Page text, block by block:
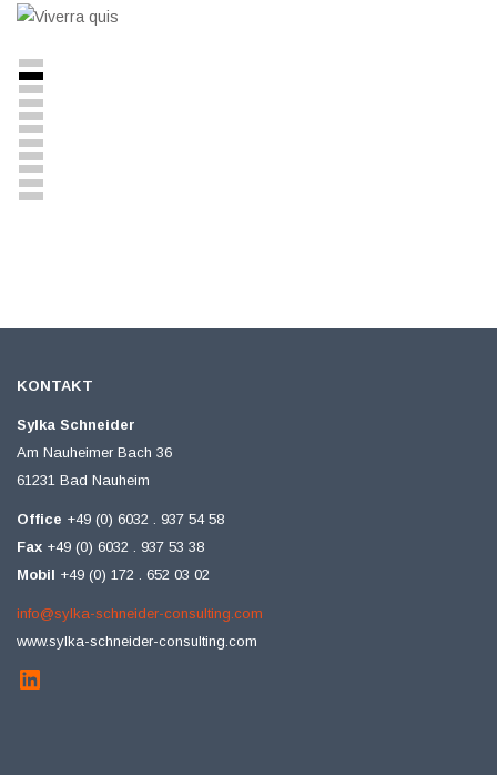
Lorem ipsum dolor sit amet, consectetuer adipiscing elit....
KONTAKT
Sylka Schneider
Am Nauheimer Bach 36
61231 Bad Nauheim
Office +49 (0) 6032 . 937 54 58
Fax +49 (0) 6032 . 937 53 38
Mobil +49 (0) 172 . 652 03 02
info@sylka-schneider-consulting.com
www.sylka-schneider-consulting.com
LinkedIn